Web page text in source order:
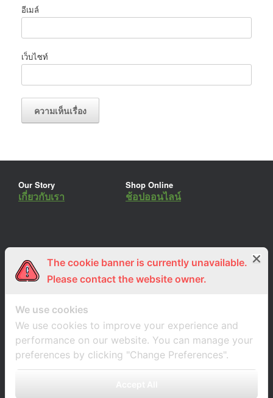
อีเมล์
เว็บไซท์
Our Story
เกี่ยวกับเรา
Shop Online
ช้อปออนไลน์
ร่วมงานกับเรา
สมัครงาน
Lemon Farm Cafe
ร้านอาหารอินทรีย์
The cookie banner is currently unavailable.
Please contact the website owner.
We use cookies
We use cookies to improve your experience and
performance on our website. You can manage your
preferences by clicking "Change Preferences".